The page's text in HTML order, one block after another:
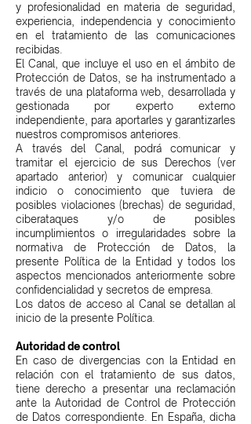
y profesionalidad en materia de seguridad,
experiencia, independencia y conocimiento
en el tratamiento de las comunicaciones
recibidas.
El Canal, que incluye el uso en el ámbito de
Protección de Datos, se ha instrumentado a
través de una plataforma web, desarrollada y
gestionada por experto externo
independiente, para aportarles y garantizarles
nuestros compromisos anteriores.
A través del Canal, podrá comunicar y
tramitar el ejercicio de sus Derechos (ver
apartado anterior) y comunicar cualquier
indicio o conocimiento que tuviera de
posibles violaciones (brechas) de seguridad,
ciberataques y/o de posibles
incumplimientos o irregularidades sobre la
normativa de Protección de Datos, la
presente Política de la Entidad y todos los
aspectos mencionados anteriormente sobre
confidencialidad y secretos de empresa.
Los datos de acceso al Canal se detallan al
inicio de la presente Política.
Autoridad de control
En caso de divergencias con la Entidad en
relación con el tratamiento de sus datos,
tiene derecho a presentar una reclamación
ante la Autoridad de Control de Protección
de Datos correspondiente. En España, dicha